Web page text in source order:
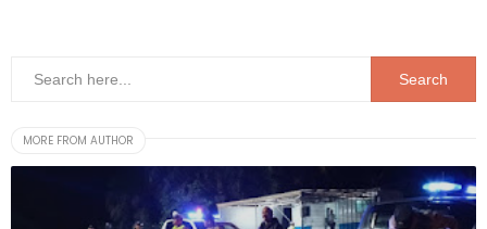
MORE FROM AUTHOR